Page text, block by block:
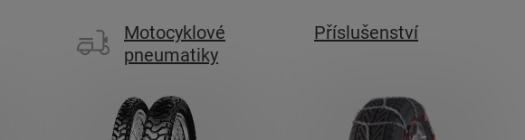
Motocyklové
pneumatiky
Příslušenství